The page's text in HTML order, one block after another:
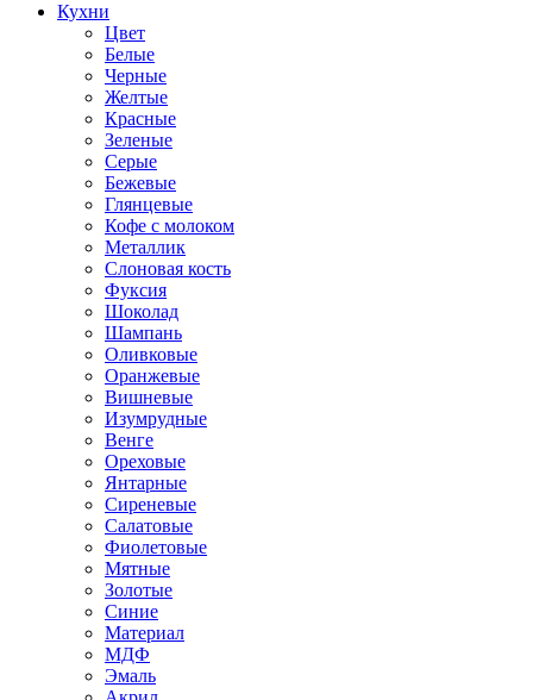
Кухни
Цвет
Белые
Черные
Желтые
Красные
Зеленые
Серые
Бежевые
Глянцевые
Кофе с молоком
Металлик
Слоновая кость
Фуксия
Шоколад
Шампань
Оливковые
Оранжевые
Вишневые
Изумрудные
Венге
Ореховые
Янтарные
Сиреневые
Салатовые
Фиолетовые
Мятные
Золотые
Синие
Материал
МДФ
Эмаль